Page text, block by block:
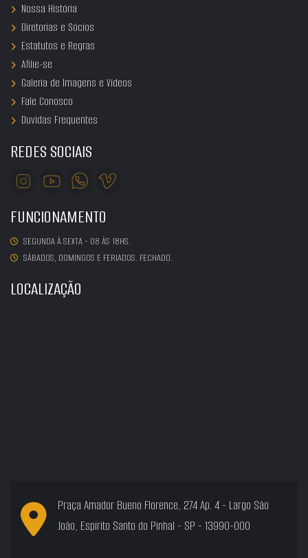
Nossa História
Diretorias e Sócios
Estatutos e Regras
Afilie-se
Galeria de Imagens e Vídeos
Fale Conosco
Duvidas Frequentes
REDES SOCIAIS
FUNCIONAMENTO
SEGUNDA À SEXTA - 08 ÀS 18HS.
SÁBADOS, DOMINGOS E FERIADOS. FECHADO.
LOCALIZAÇÃO
Praça Amador Bueno Florence, 274 Ap. 4 - Largo São
João, Espírito Santo do Pinhal - SP - 13990-000